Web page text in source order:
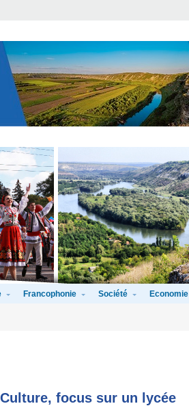
Francophonie Société Economie
focus sur un lycée